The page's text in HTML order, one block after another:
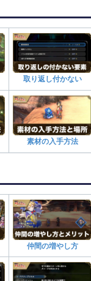
取り返し付かない
素材の入手方法
仲間の増やし方